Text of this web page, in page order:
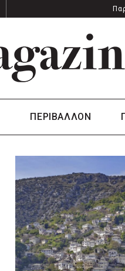
ΠΕΡΙΒΑΛΛΟΝ